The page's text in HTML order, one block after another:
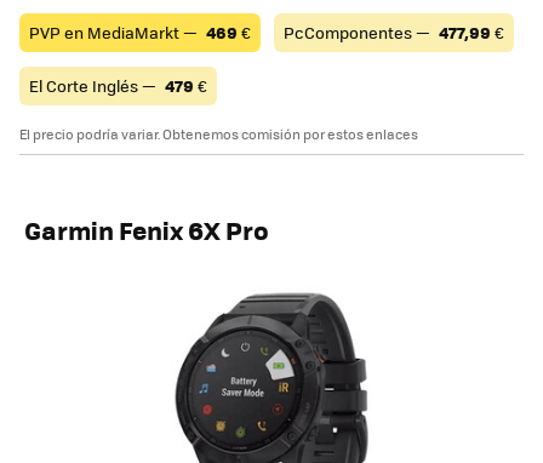
PVP en MediaMarkt — 469 € PcComponentes — 477,99 €
El Corte Inglés — 479 €
El precio podría variar. Obtenemos comisión por estos enlaces
Garmin Fenix 6X Pro